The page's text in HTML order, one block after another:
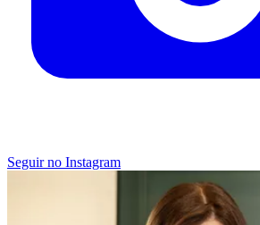
Seguir no Instagram